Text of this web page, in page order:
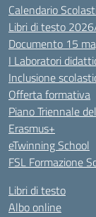
Calendario
Libri di testo
Documento 15
I Laboratori
Inclusione
Offerta formativa
Piano Triennale
Erasmus+
eTwinning School
FSL Formazione
Libri di testo
Albo online